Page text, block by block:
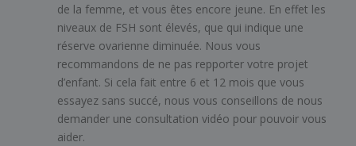
de la femme, et vous êtes encore jeune. En effet les
niveaux de FSH sont élevés, que qui indique une
réserve ovarienne diminuée. Nous vous
recommandons de ne pas repporter votre projet
d’enfant. Si cela fait entre 6 et 12 mois que vous
essayez sans succé, nous vous conseillons de nous
demander une consultation vidéo pour pouvoir vous
aider.